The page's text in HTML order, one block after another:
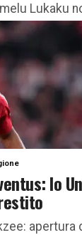
Lukaku
lo
apertura